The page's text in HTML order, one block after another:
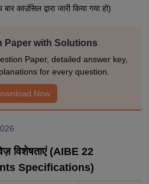
काउंसिल द्वारा जारी किया गया हो)
Paper with Solutions
Paper, detailed answer key,
for every question.
Now
विशेषताएं (AIBE 22
Specifications)